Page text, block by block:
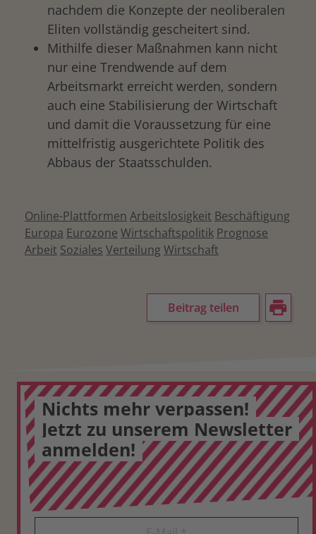
nachdem die Konzepte der neoliberalen
Eliten vollständig gescheitert sind.
Mithilfe dieser Maßnahmen kann nicht
nur eine Trendwende auf dem
Arbeitsmarkt erreicht werden, sondern
auch eine Stabilisierung der Wirtschaft
und damit die Voraussetzung für eine
mittelfristig ausgerichtete Politik des
Abbaus der Staatsschulden.
Online-Plattformen Arbeitslosigkeit Beschäftigung
Europa Eurozone Wirtschaftspolitik Prognose
Arbeit Soziales Verteilung Wirtschaft
Beitrag teilen
Nichts mehr verpassen!
Jetzt zu unserem Newsletter
anmelden!